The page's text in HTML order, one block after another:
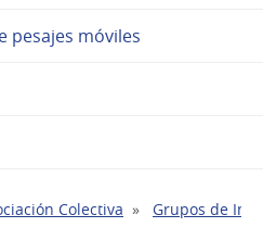
pesajes móviles
Colectiva Grupos de